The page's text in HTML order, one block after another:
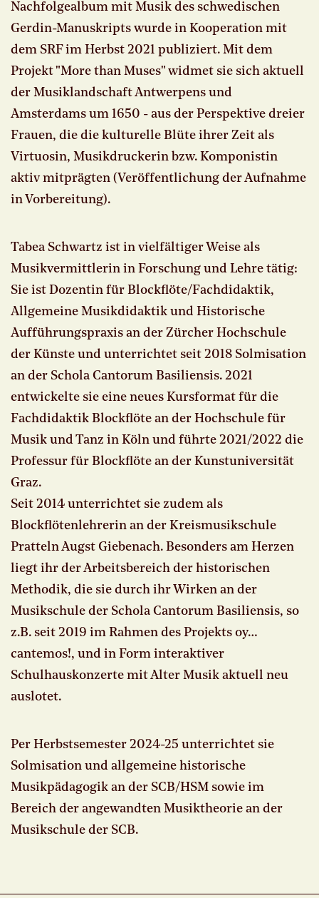
Nachfolgealbum mit Musik des schwedischen
Gerdin-Manuskripts wurde in Kooperation mit
dem SRF im Herbst 2021 publiziert. Mit dem
Projekt "More than Muses" widmet sie sich aktuell
der Musiklandschaft Antwerpens und
Amsterdams um 1650 - aus der Perspektive dreier
Frauen, die die kulturelle Blüte ihrer Zeit als
Virtuosin, Musikdruckerin bzw. Komponistin
aktiv mitprägten (Veröffentlichung der Aufnahme
in Vorbereitung).
Tabea Schwartz ist in vielfältiger Weise als
Musikvermittlerin in Forschung und Lehre tätig:
Sie ist Dozentin für Blockflöte/Fachdidaktik,
Allgemeine Musikdidaktik und Historische
Aufführungspraxis an der Zürcher Hochschule
der Künste und unterrichtet seit 2018 Solmisation
an der Schola Cantorum Basiliensis. 2021
entwickelte sie eine neues Kursformat für die
Fachdidaktik Blockflöte an der Hochschule für
Musik und Tanz in Köln und führte 2021/2022 die
Professur für Blockflöte an der Kunstuniversität
Graz.
Seit 2014 unterrichtet sie zudem als
Blockflötenlehrerin an der Kreismusikschule
Pratteln Augst Giebenach. Besonders am Herzen
liegt ihr der Arbeitsbereich der historischen
Methodik, die sie durch ihr Wirken an der
Musikschule der Schola Cantorum Basiliensis, so
z.B. seit 2019 im Rahmen des Projekts oy…
cantemos!, und in Form interaktiver
Schulhauskonzerte mit Alter Musik aktuell neu
auslotet.
Per Herbstsemester 2024-25 unterrichtet sie
Solmisation und allgemeine historische
Musikpädagogik an der SCB/HSM sowie im
Bereich der angewandten Musiktheorie an der
Musikschule der SCB.